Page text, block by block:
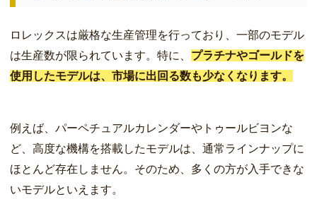
ロレックスは厳格な生産管理を行っており、一部のモデル
は生産数が限られています。特に、 プラチナやゴールドを
使用したモデルは、市場に出回る数も少なくなります。
例えば、パーペチュアルカレンダーやトゥールビヨンな
ど、高度な機構を搭載したモデルは、通常ラインナップに
ほとんど存在しません。そのため、多くの方が入手できな
いモデルといえます。